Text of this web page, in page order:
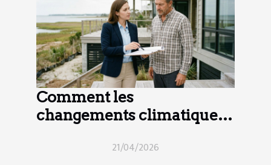
Comment les
changements climatiques
immobilier ?21/04/2026